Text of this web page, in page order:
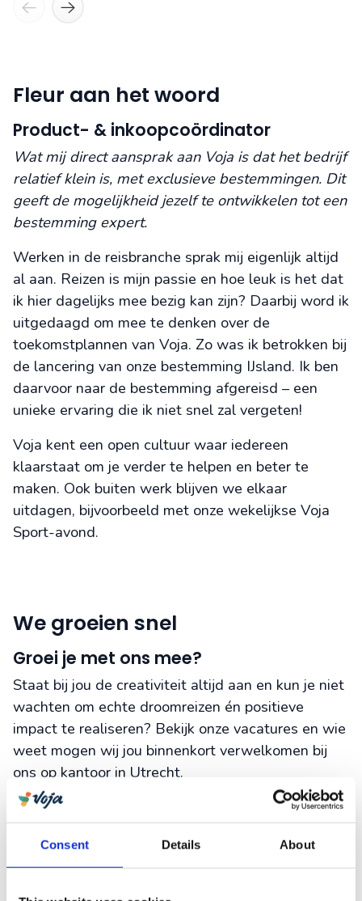
Consent Details About
Fleur aan het woord
Product- & inkoopcoördinator
Wat mij direct aansprak aan Voja is dat het bedrijf
relatief klein is, met exclusieve bestemmingen. Dit
geeft de mogelijkheid jezelf te ontwikkelen tot een
bestemming expert.
Werken in de reisbranche sprak mij eigenlijk altijd
al aan. Reizen is mijn passie en hoe leuk is het dat
ik hier dagelijks mee bezig kan zijn? Daarbij word ik
uitgedaagd om mee te denken over de
toekomstplannen van Voja. Zo was ik betrokken bij
de lancering van onze bestemming IJsland. Ik ben
daarvoor naar de bestemming afgereisd – een
unieke ervaring die ik niet snel zal vergeten!
Voja kent een open cultuur waar iedereen
klaarstaat om je verder te helpen en beter te
maken. Ook buiten werk blijven we elkaar
uitdagen, bijvoorbeeld met onze wekelijkse Voja
Sport-avond.
We groeien snel
Groei je met ons mee?
Staat bij jou de creativiteit altijd aan en kun je niet
wachten om echte droomreizen én positieve
impact te realiseren? Bekijk onze vacatures en wie
weet mogen wij jou binnenkort verwelkomen bij
ons op kantoor in Utrecht.
Bekijk onze vacatures